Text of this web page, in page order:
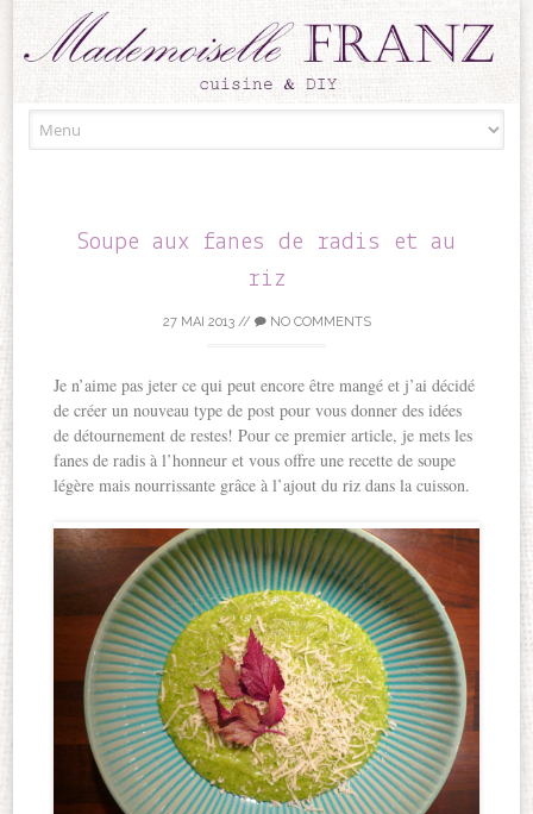
Soupe aux fanes de radis et au
riz
27 MAI 2013// NO COMMENTS
Je n’aime pas jeter ce qui peut encore être mangé et j’ai décidé
de créer un nouveau type de post pour vous donner des idées
de détournement de restes! Pour ce premier article, je mets les
fanes de radis à l’honneur et vous offre une recette de soupe
légère mais nourrissante grâce à l’ajout du riz dans la cuisson.